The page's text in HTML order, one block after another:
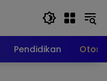
Pendidikan